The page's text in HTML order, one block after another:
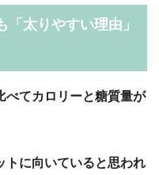
「太りやすい理由」
べてカロリーと糖質量が
トに向いていると思われ